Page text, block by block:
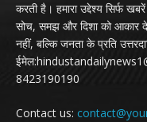
करती है। हमारा उद्देश्य सिर्फ
सोच, समझ और दिशा को आकार
नहीं, बल्कि जनता के प्रति
8423190190
Contact us: